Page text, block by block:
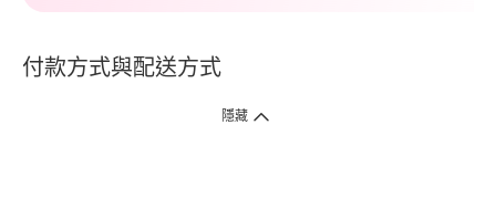
付款方式與配送方式
隱藏